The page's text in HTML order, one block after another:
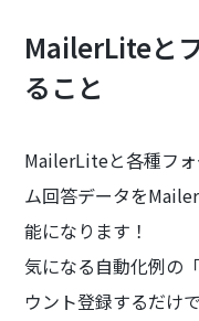
MailerLiteと
ること
MailerLiteと各種フ
ム回答データを
能になります！
気になる自動化例の
ウント登録するだけ